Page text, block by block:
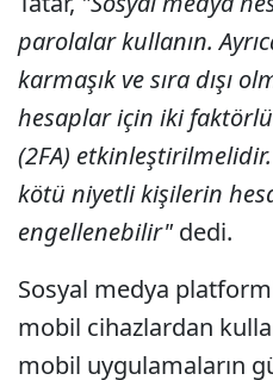
parolalar kullanın.
karmaşık ve sıra dışı
hesaplar için iki
(2FA)
kötü niyetli kişilerin
engellenebilir" dedi.
Sosyal medya
mobil cihazlardan
mobil uygulamaların